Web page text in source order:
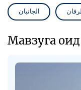
الجانبان
Мавзуга